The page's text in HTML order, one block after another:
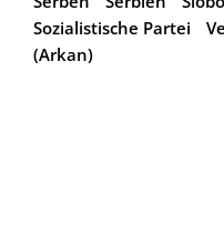
Sozialistische Partei
(Arkan)